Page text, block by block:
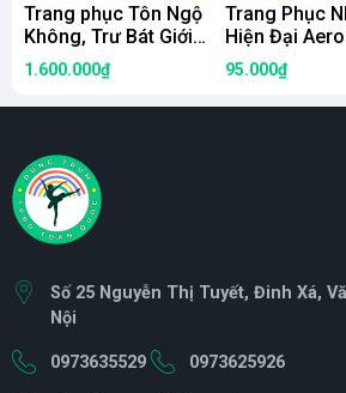
Trang phục Tôn Ngộ
Không, Trư Bát Giới
hóa trang 4 thầy trò
Đường Tăng đầy đủ
chi tiết
1.600.000₫
Trang Phục
Hiện Đại
Xanh Đỏ Siêu
95.000₫
Số 25 Nguyễn Thị Tuyết, Đinh Xá,
Nội
0973635529 0973625926